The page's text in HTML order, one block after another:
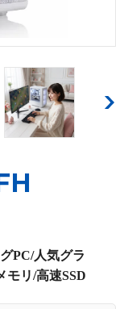
PC/人気グラ
モリ/高速SSD